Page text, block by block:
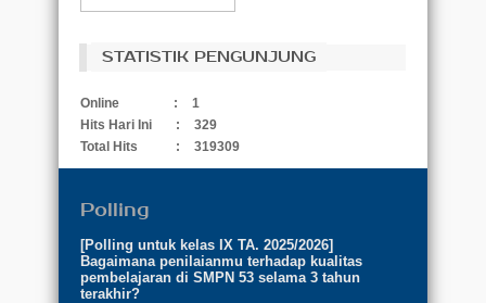
STATISTIK PENGUNJUNG
Online :
1
Hits Hari Ini
:
329
Total Hits
: 319309
Polling
[Polling untuk kelas IX TA. 2025/2026]
Bagaimana penilaianmu terhadap kualitas
pembelajaran di SMPN 53 selama 3 tahun
terakhir?